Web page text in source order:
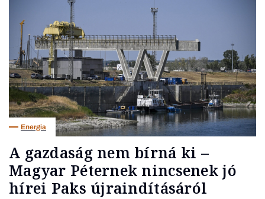
Energia
A gazdaság nem bírná ki –
Magyar Péternek nincsenek jó
hírei Paks újraindításáról